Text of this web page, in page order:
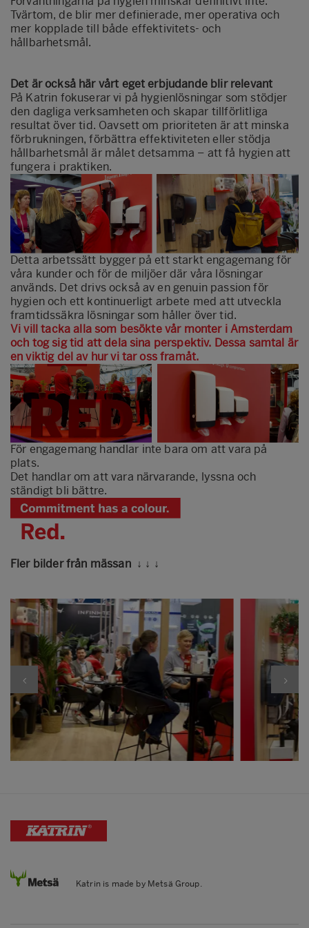
Tvärtom, de blir mer definierade, mer operativa och
mer kopplade till både effektivitets- och
hållbarhetsmål.
Det är också här vårt eget erbjudande blir relevant
På Katrin fokuserar vi på hygienlösningar som stödjer
den dagliga verksamheten och skapar tillförlitliga
resultat över tid. Oavsett om prioriteten är att minska
förbrukningen, förbättra effektiviteten eller stödja
hållbarhetsmål är målet detsamma – att få hygien att
fungera i praktiken.
Detta arbetssätt bygger på ett starkt engagemang för
våra kunder och för de miljöer där våra lösningar
används. Det drivs också av en genuin passion för
hygien och ett kontinuerligt arbete med att utveckla
framtidssäkra lösningar som håller över tid.
Vi vill tacka alla som besökte vår monter i Amsterdam
och tog sig tid att dela sina perspektiv. Dessa samtal är
en viktig del av hur vi tar oss framåt.
För engagemang handlar inte bara om att vara på
plats.
Det handlar om att vara närvarande, lyssna och
ständigt bli bättre.
Fler bilder från mässan ↓ ↓ ↓
Katrin is made by Metsä Group.